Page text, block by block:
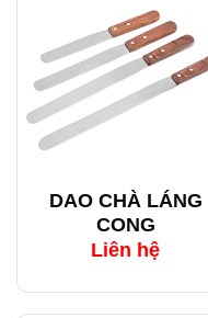
DAO CHÀ LÁNG
CONG
Liên hệ